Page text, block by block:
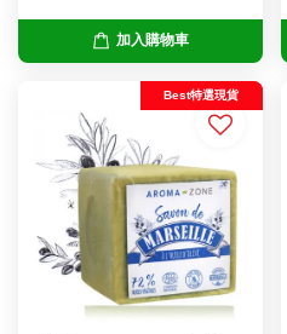
加入購物車
Best特選現貨